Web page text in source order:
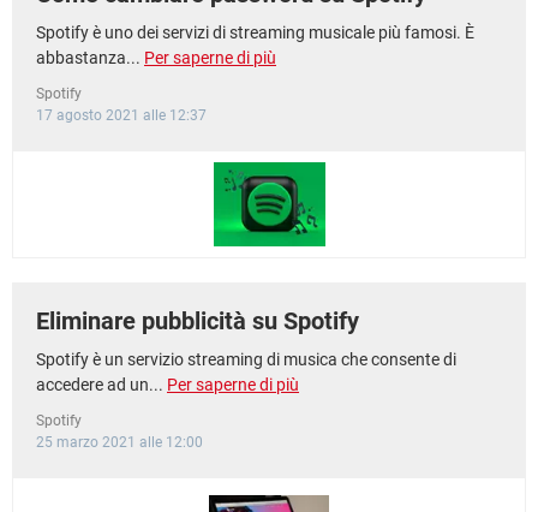
Spotify è uno dei servizi di streaming musicale più famosi. È
abbastanza... Per saperne di più
Spotify
17 agosto 2021 alle 12:37
Eliminare pubblicità su Spotify
Spotify è un servizio streaming di musica che consente di
accedere ad un... Per saperne di più
Spotify
25 marzo 2021 alle 12:00